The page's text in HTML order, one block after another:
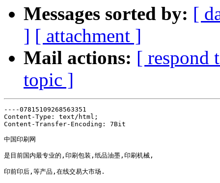
Messages sorted by: [
] [ attachment ]
Mail actions: [ respond
topic ]
----07815109268563351
Content-Type: text/html;
Content-Transfer-Encoding: 7Bit
中国印刷网
是目前国内最专业的,印刷包装,纸品油墨,印刷机械,
印前印后,等产品,在线交易大市场.